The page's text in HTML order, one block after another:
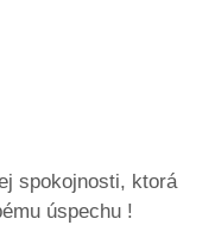
spokojnosti, ktorá
úspechu !